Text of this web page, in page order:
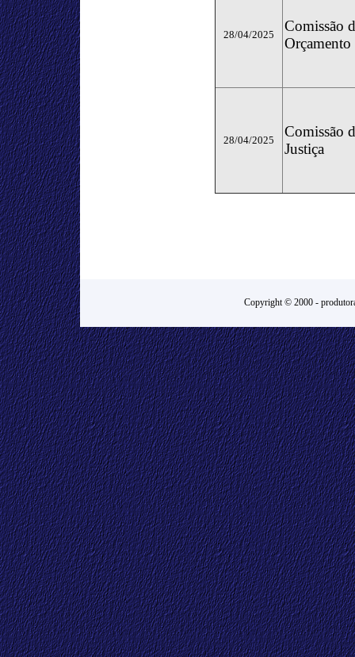
28/04/2025
Comissão
Orçamento
28/04/2025
Comissão
Justiça
Copyright © 2000 -